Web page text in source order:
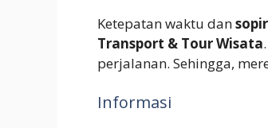
Ketepatan waktu dan
Transport & Tour Wisata
perjalanan. Sehingga,
Informasi